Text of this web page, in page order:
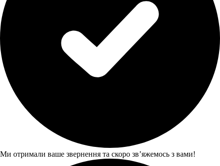
Ми отримали ваше звернення та скоро звʼяжемось з вами!